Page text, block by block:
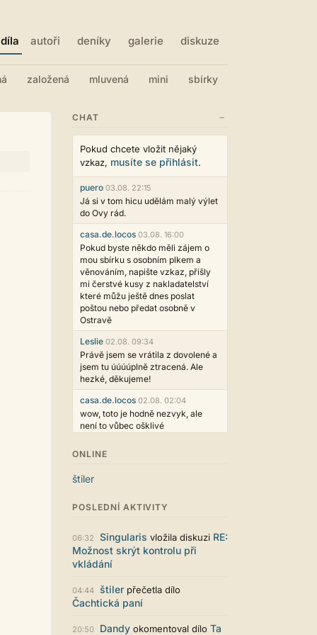
díla autoři deníky galerie diskuze
založená mluvená mini sbírky
CHAT −
Pokud chcete vložit nějaký
vzkaz, musíte se přihlásit.
puero 03.08. 22:15
Já si v tom hicu udělám malý výlet
do Ovy rád.
casa.de.locos 03.08. 16:00
Pokud byste někdo měli zájem o
mou sbírku s osobním plkem a
věnováním, napište vzkaz, přišly
mi čerstvé kusy z nakladatelství
které můžu ještě dnes poslat
poštou nebo předat osobně v
Ostravě
Leslie 02.08. 09:34
Právě jsem se vrátila z dovolené a
jsem tu úúúúplně ztracená. Ale
hezké, děkujeme!
casa.de.locos 02.08. 02:04
wow, toto je hodně nezvyk, ale
není to vůbec ošklivé
Už i počet přečtení jde vidět,
reklama co zasahovala do chatu je
myslím také už v pořádku,
Líbí se mi tmavá varianta nového
vzhledu. Na některých místech
jsou sice mezi prvky příliš velké
mezery, ale když mě to bude štvát,
stylem... Celkově je styl dobře
funkční a příjemný. Podvedl se.
puero 29.07. 11:53
ONLINE
štiler
POSLEDNÍ AKTIVITY
06:32 Singularis vložila diskuzi RE:
Možnost skrýt kontrolu při
vkládání
04:44 štiler přečetla dílo
Čachtická paní
20:50 Dandy okomentoval dílo Ta